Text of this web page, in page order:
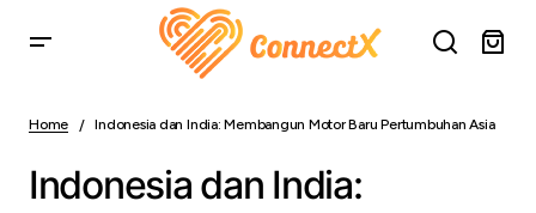
Pertumbuhan Asia
Home Indonesia dan India: Membangun Motor Baru Pertumbuhan Asia
Indonesia dan India: